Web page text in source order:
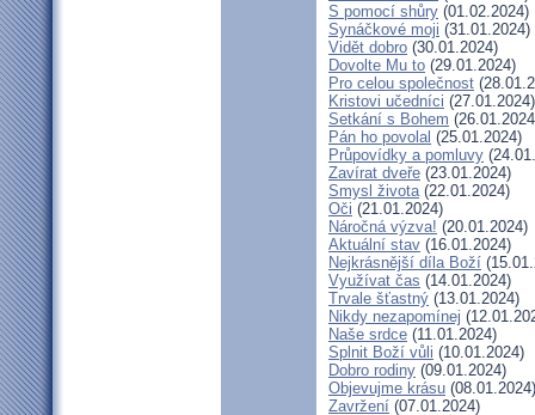
S pomocí shůry (01.02.2024)
Synáčkové moji (31.01.2024)
Vidět dobro (30.01.2024)
Dovolte Mu to (29.01.2024)
Pro celou společnost
Kristovi učedníci (27.01.2024)
Setkání s Bohem
Pán ho povolal (25.01.2024)
Průpovídky a pomluvy
Zavírat dveře (23.01.2024)
Smysl života(22.01.2024)
Oči (21.01.2024)
Náročná výzva! (20.01.2024)
Aktuální stav (16.01.2024)
Nejkrásnější díla Boží
Využívat čas (14.01.2024)
Trvale šťastný (13.01.2024)
Nikdy nezapomínej
Naše srdce (11.01.2024)
Splnit Boží vůli (10.01.2024)
Dobro rodiny (09.01.2024)
Objevujme krásu (08.01.2024)
Zavržení (07.01.2024)